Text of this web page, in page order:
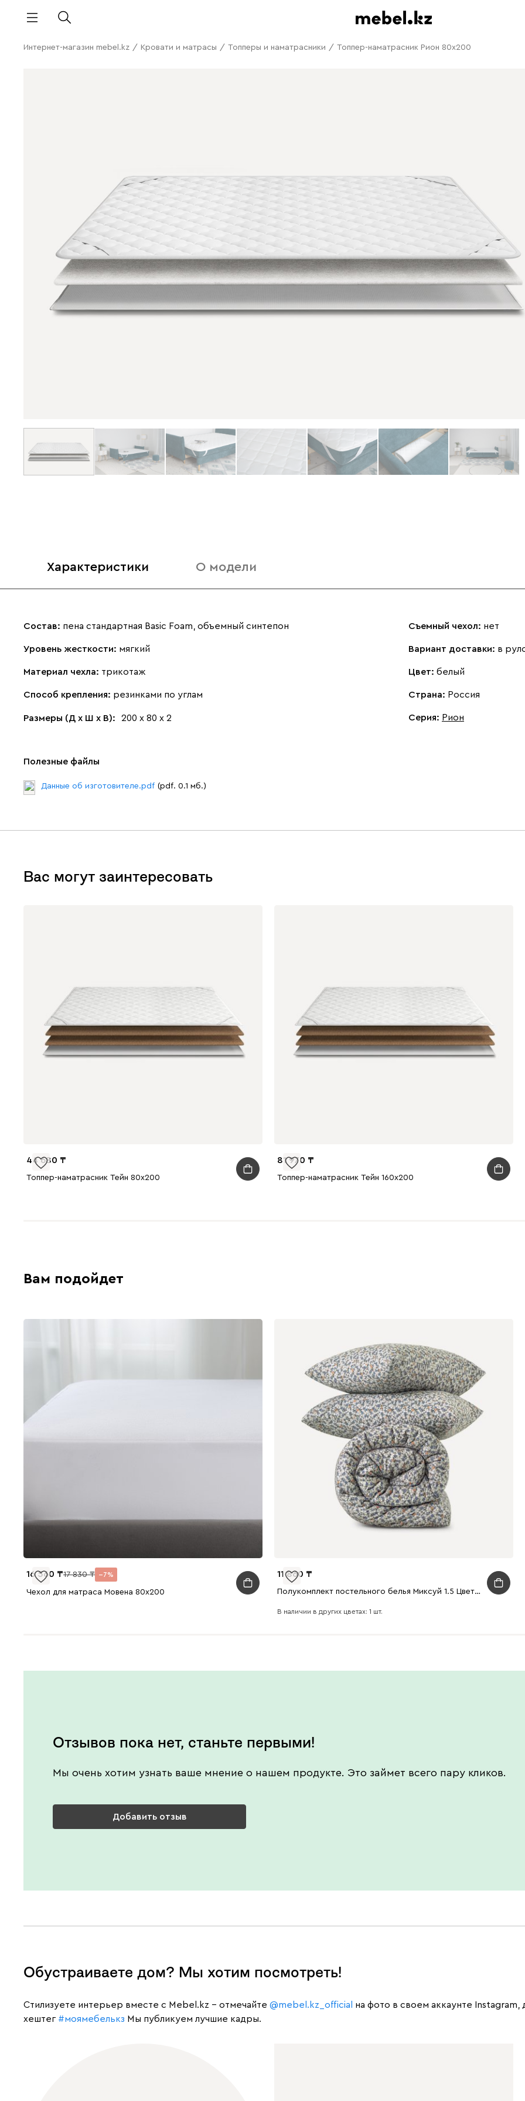
Интернет-магазин mebel.kz / Кровати и матрасы / Топперы и наматрасники / Топпер-наматрасник Рион 80x200
Характеристики О модели
Состав: пена стандартная Basic Foam, объемный синтепон
Уровень жесткости: мягкий
Материал чехла: трикотаж
Способ крепления: резинками по углам
Размеры (Д х Ш х В): 200 х 80 х 2
Съемный чехол: нет
Вариант доставки: в
Цвет: белый
Страна: Россия
Серия: Рион
Полезные файлы
Данные об изготовителе.pdf (pdf. 0.1 мб.)
Вас могут заинтересовать
44 680
Топпер-наматрасник Тейн 80x200
81 970
Топпер-наматрасник Тейн 160x200
Вам подойдет
16 560 17 830 7
Чехол для матраса Мовена 80x200
11 860
Полукомплект постельного белья Миксуй 1.5 Цветочный-Графитовый
В наличии в других цветах: 1 шт.
Отзывов пока нет, станьте первыми!
Мы очень хотим узнать ваше мнение о нашем продукте. Это займет всего пару кликов.
Добавить отзыв
Обустраиваете дом? Мы хотим посмотреть!
Cтилизуете интерьер вместе с Mebel.kz – отмечайте @mebel.kz_official
на фото в своем аккаунте Instagram,
хештег #моямебелькз Мы публикуем лучшие кадры.